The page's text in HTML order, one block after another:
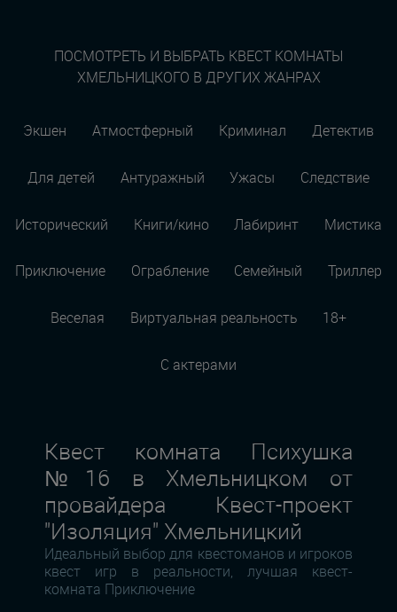
ПОСМОТРЕТЬ И ВЫБРАТЬ КВЕСТ КОМНАТЫ
ХМЕЛЬНИЦКОГО В ДРУГИХ ЖАНРАХ
Экшен Атмостферный Криминал Детектив
Для детей Антуражный Ужасы Следствие
Исторический Книги/кино Лабиринт Мистика
Приключение Ограбление Семейный Триллер
Веселая Виртуальная реальность 18+
С актерами
Квест комната Психушка
№16 в Хмельницком от
провайдера Квест-проект
"Изоляция" Хмельницкий
Идеальный выбор для квестоманов и игроков
квест игр в реальности, лучшая квест-
комната Приключение